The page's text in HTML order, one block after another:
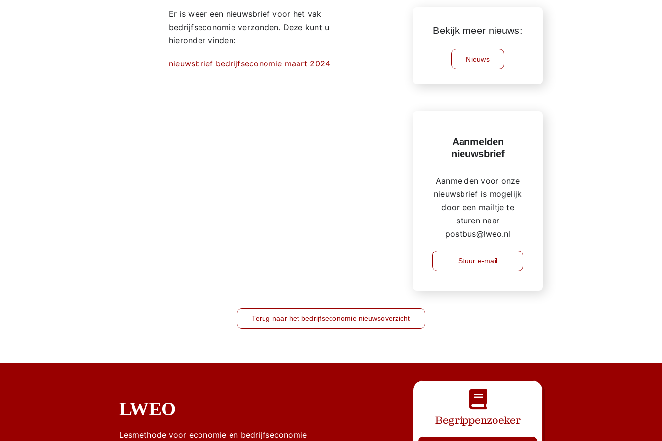
Er is weer een nieuwsbrief voor het vak
bedrijfseconomie verzonden. Deze kunt u
hieronder vinden:
nieuwsbrief bedrijfseconomie maart 2024
Bekijk meer nieuws:
Nieuws
Aanmelden
nieuwsbrief
Aanmelden voor onze
nieuwsbrief is mogelijk
door een mailtje te
sturen naar
postbus@lweo.nl
Stuur e-mail
Terug naar het bedrijfseconomie nieuwsoverzicht
LWEO
Lesmethode voor economie en bedrijfseconomie
Begrippenzoeker